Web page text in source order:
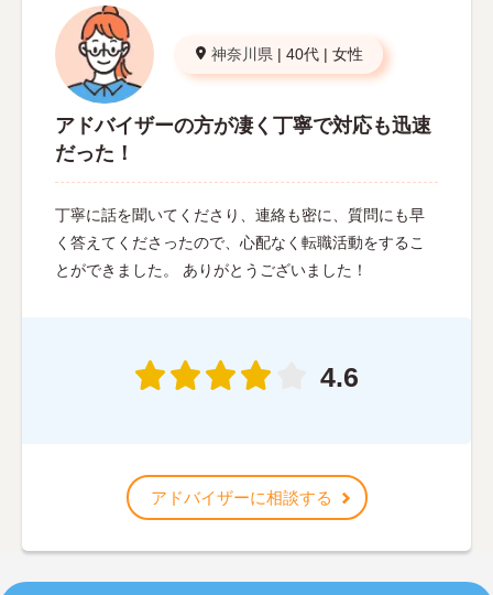
神奈川県 | 40代 | 女性
アドバイザーの方が凄く丁寧で対応も迅速
だった！
丁寧に話を聞いてくださり、連絡も密に、質問にも早
く答えてくださったので、心配なく転職活動をするこ
とができました。 ありがとうございました！
4.6
アドバイザーに相談する